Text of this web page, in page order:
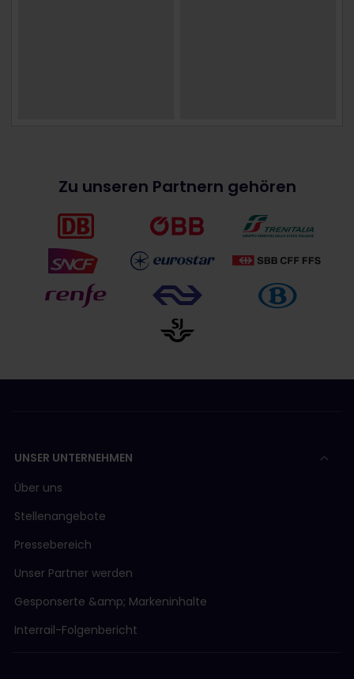
Zu unseren Partnern gehören
UNSER UNTERNEHMEN
Über uns
Stellenangebote
Pressebereich
Unser Partner werden
Gesponserte &amp; Markeninhalte
Interrail-Folgenbericht